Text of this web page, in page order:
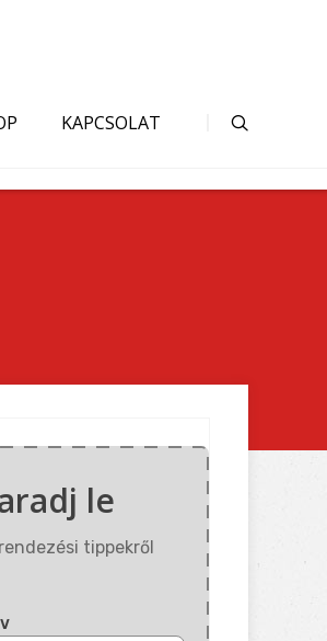
KAPCSOLAT
le
tippekről